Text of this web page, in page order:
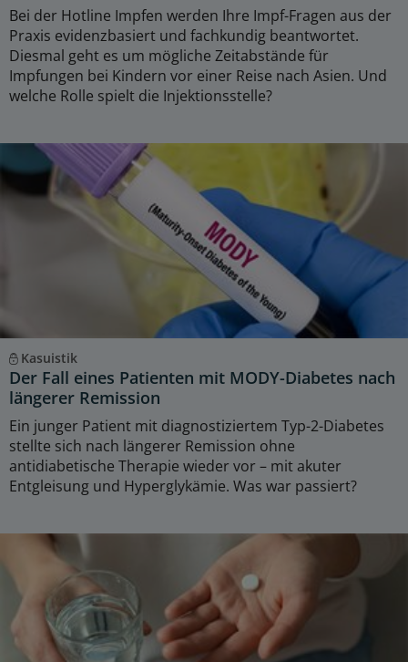
Bei der Hotline Impfen werden Ihre Impf-Fragen aus der
Praxis evidenzbasiert und fachkundig beantwortet.
Diesmal geht es um mögliche Zeitabstände für
Impfungen bei Kindern vor einer Reise nach Asien. Und
welche Rolle spielt die Injektionsstelle?
Kasuistik
Der Fall eines Patienten mit MODY-Diabetes nach
längerer Remission
Ein junger Patient mit diagnostiziertem Typ-2-Diabetes
stellte sich nach längerer Remission ohne
antidiabetische Therapie wieder vor – mit akuter
Entgleisung und Hyperglykämie. Was war passiert?